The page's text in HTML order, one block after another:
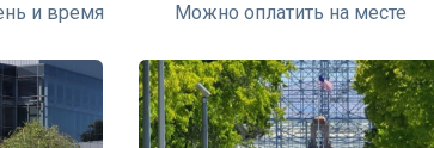
и время
Можно оплатить на месте